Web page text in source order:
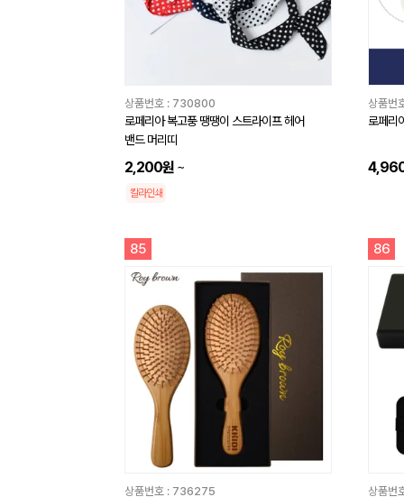
상품번호 : 730800
로페리아 복고풍 땡땡이 스트라이프 헤어
밴드 머리띠
2,200원 ~
칼라인쇄
상품번
로페리
85
상품번호 : 736275
86
상품번